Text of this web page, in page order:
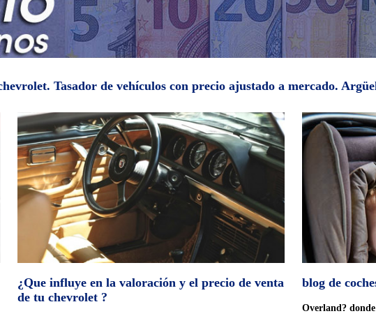
Tasador de vehículos con precio ajustado a mercado.
¿Que influye en la valoración y el precio de venta
de tu chevrolet ?
blog de
Overland?